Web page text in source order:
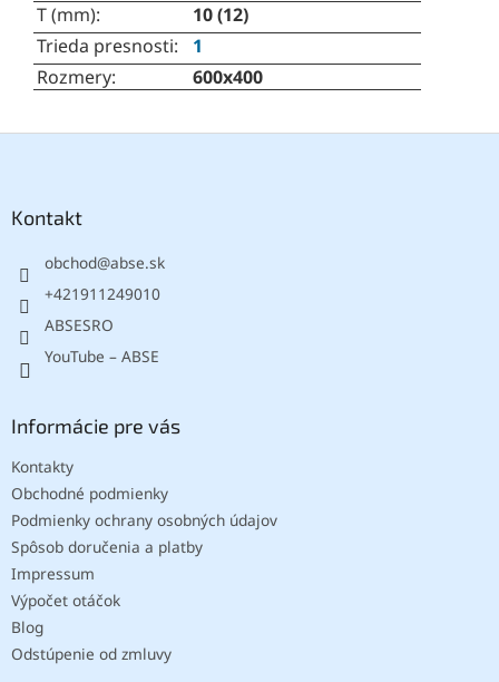
T (mm):
10 (12)
Trieda presnosti:
1
Rozmery: 600x400
Kontakt
obchod@abse.sk
+421911249010
ABSESRO
YouTube – ABSE
Informácie pre vás
Kontakty
Obchodné podmienky
Podmienky ochrany osobných údajov
Spôsob doručenia a platby
Impressum
Výpočet otáčok
Blog
Odstúpenie od zmluvy